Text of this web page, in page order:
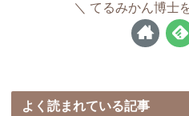
てるみかん博士
よく読まれている記事